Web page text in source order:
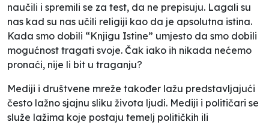
naučili i spremili se za test, da ne prepisuju. Lagali su
nas kad su nas učili religiji kao da je apsolutna istina.
Kada smo dobili “Knjigu Istine” umjesto da smo dobili
mogućnost tragati svoje. Čak iako ih nikada nećemo
pronaći, nije li bit u traganju?
Mediji i društvene mreže također lažu predstavljajući
često lažno sjajnu sliku života ljudi. Mediji i političari se
služe lažima koje postaju temelj političkih ili